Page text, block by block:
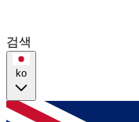
검색
ko